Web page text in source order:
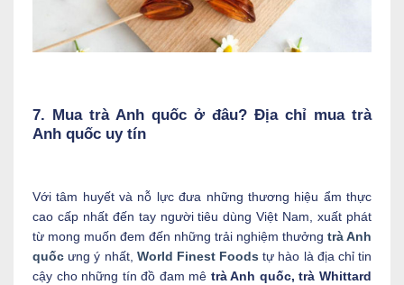
7. Mua trà Anh quốc ở đâu? Địa chỉ mua trà
Anh quốc uy tín
Với tâm huyết và nỗ lực đưa những thương hiệu ẩm thực
cao cấp nhất đến tay người tiêu dùng Việt Nam, xuất phát
từ mong muốn đem đến những trải nghiệm thưởng trà Anh
quốc ưng ý nhất, World Finest Foods tự hào là địa chỉ tin
cậy cho những tín đồ đam mê trà Anh quốc, trà Whittard